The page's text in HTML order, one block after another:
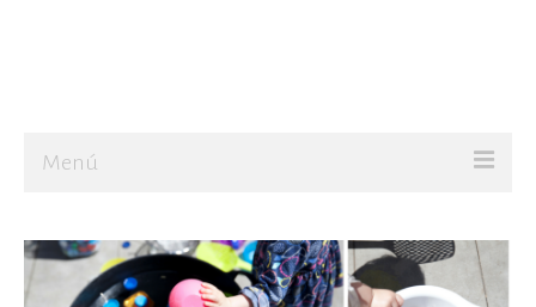
Menú
JUGAR